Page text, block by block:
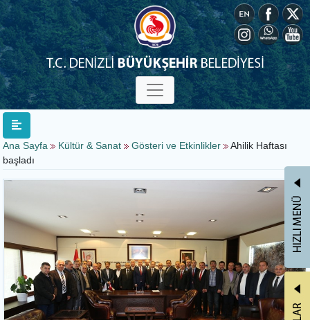
Ana Sayfa Kültür & Sanat Gösteri ve Etkinlikler
Ahilik Haftası
başladı